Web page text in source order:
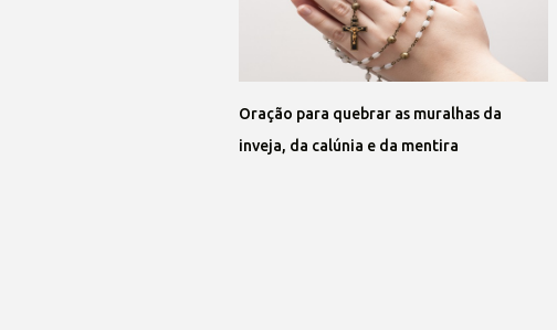
Oração para quebrar as muralhas da
inveja, da calúnia e da mentira